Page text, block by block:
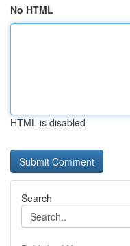
No HTML
HTML is disabled
Search